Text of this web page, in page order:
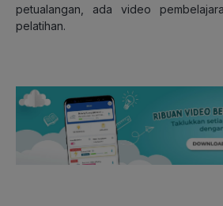
petualangan, ada video
pelatihan.